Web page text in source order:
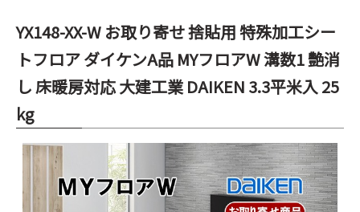
YX148-XX-W お取り寄せ 捨貼用 特殊加工シー
トフロア ダイケンA品 MYフロアW 溝数1 艶消
し 床暖房対応 大建工業 DAIKEN 3.3平米入 25
kg